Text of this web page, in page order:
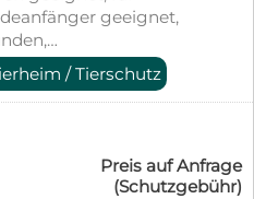
Raffy ist alt, fast taub
einmal auf einer
Raffy ist ein
Rüde. Raffy sucht
hilfreich zur Seite
schöne Jahre schenkt.
mehrfach entwurmt,
eines EU-
geeignet,
(mind.
gechipt, mit EU-
/ Tierschutz
Preis auf Anfrage
(Schutzgebühr)